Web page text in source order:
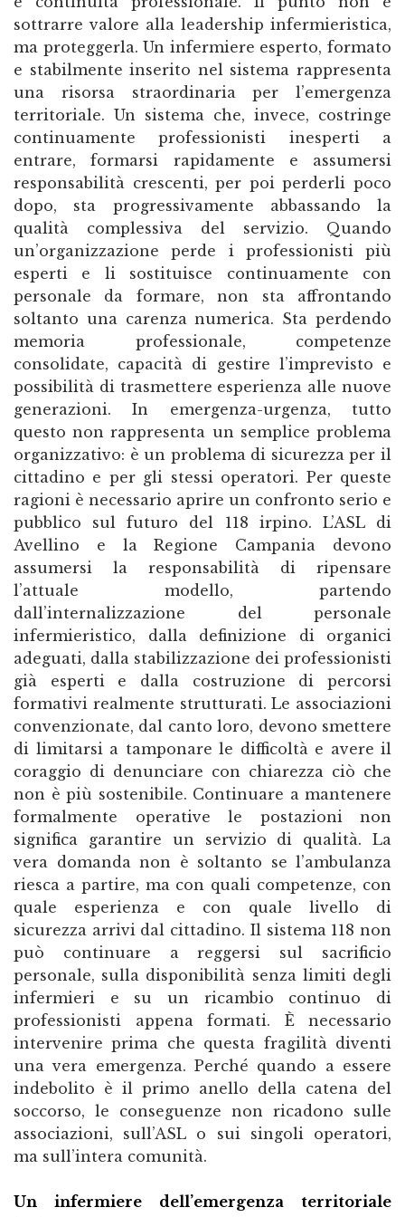
Un infermiere dell’emergenza territoriale